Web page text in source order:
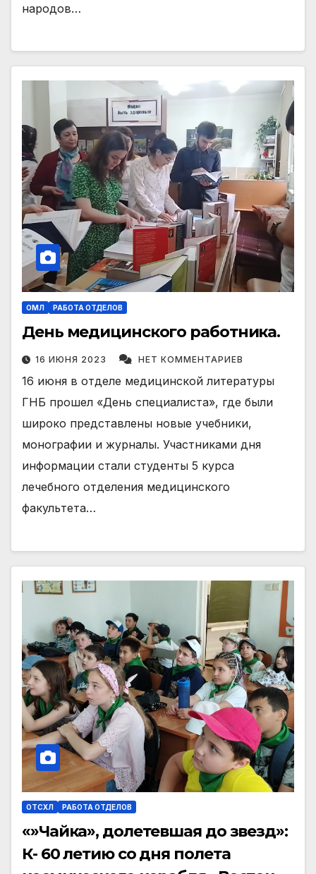
народов…
ОМЛ РАБОТА ОТДЕЛОВ
День медицинского работника.
16 ИЮНЯ 2023 НЕТ КОММЕНТАРИЕВ
16 июня в отделе медицинской литературы
ГНБ прошел «День специалиста», где были
широко представлены новые учебники,
монографии и журналы. Участниками дня
информации стали студенты 5 курса
лечебного отделения медицинского
факультета…
ОТСХЛ РАБОТА ОТДЕЛОВ
«»Чайка», долетевшая до звезд»:
К- 60 летию со дня полета